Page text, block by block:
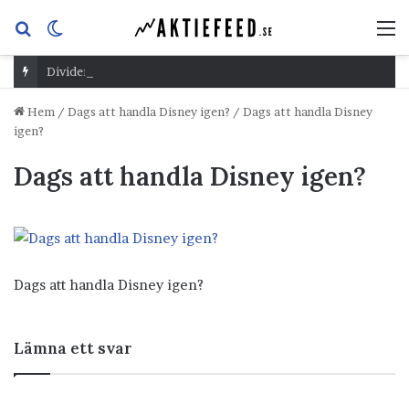
Sök
efterskin
Dividend Overshoot Day
Hem / Dags att handla Disney igen? / Dags att handla Disney
igen?
Dags att handla Disney igen?
Dags att handla Disney igen?
Lämna ett svar